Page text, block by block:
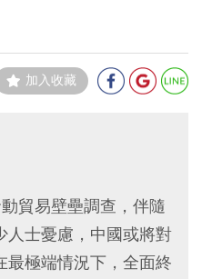
加入收藏
貿易壁壘調查，伴隨
人士憂慮，中國或將對
最極端情況下，全面終